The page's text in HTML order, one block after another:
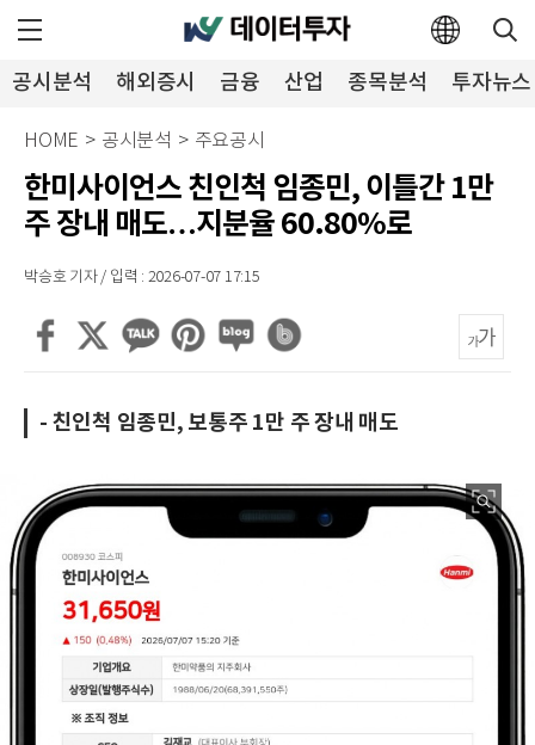
공시분석 해외증시 금융 산업 종목분석 투자뉴스
HOME > 공시분석 > 주요공시
한미사이언스 친인척 임종민, 이틀간 1만
주 장내 매도…지분율 60.80%로
박승호 기자 / 입력 : 2026-07-07 17:15
- 친인척 임종민, 보통주 1만 주 장내 매도